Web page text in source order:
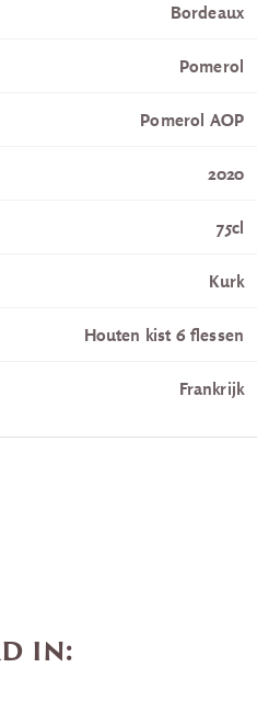
Bordeaux
Pomerol
Pomerol AOP
2020
75cl
Kurk
Houten kist 6 flessen
Frankrijk
in: